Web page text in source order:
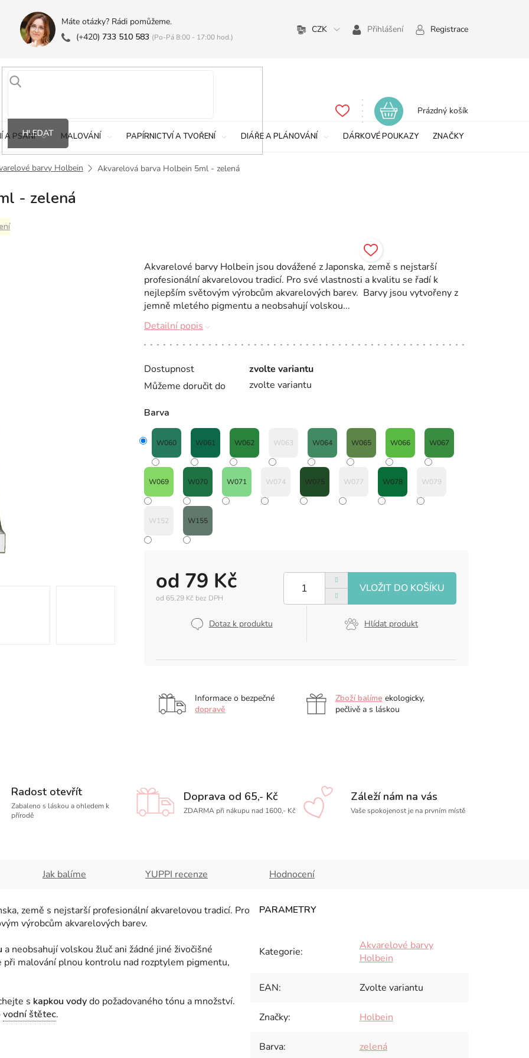
Máte otázky? Rádi pomůžeme.
(+420) 733 510 583 (Po-Pá 8:00 - 17:00 hod.)
CZK Přihlášení Registrace
HLEDAT
Nákupní
Prázdný košík
A PSANÍ MALOVÁNÍ PAPÍRNICTVÍ A TVOŘENÍ DIÁŘE A PLÁNOVÁNÍ DÁRKOVÉ POUKAZY ZNAČKY
barvy Holbein Akvarelová barva Holbein 5ml - zelená
- zelená
Dostupnost
zvolte variantu
Můžeme doručit do
zvolte variantu
od 79 Kč
od 65,29 Kč bez DPH
Dotaz k produktu Hlídat produkt
Barva
W060 W061 W062 W063 W064 W065 W066 W067
W069 W070 W071 W074 W075 W077 W078 W079
W152 W155
Akvarelové barvy Holbein jsou dovážené z Japonska, země s nejstarší
profesionální akvarelovou tradicí. Pro své vlastnosti a kvalitu se řadí k
nejlepším světovým výrobcům akvarelových barev. Barvy jsou vytvořeny z
jemně mletého pigmentu a neobsahují volskou...
Detailní popis
Informace o bezpečné
dopravě
Zboží balíme ekologicky,
pečlivě a s láskou
Radost otevřít
Zabaleno s láskou a ohledem k
přírodě
Doprava od 65,- Kč
ZDARMA při nákupu nad 1600,- Kč
Záleží nám na vás
Vaše spokojenost je na prvním místě
Jak balíme YUPPI recenze Hodnocení
země s nejstarší profesionální akvarelovou tradicí. Pro
výrobcům akvarelových barev.
a neobsahují volskou žluč ani žádné jiné živočišné
malování plnou kontrolu nad rozptylem pigmentu,
s kapkou vodydo požadovaného tónu a množství.
vodní štětec.
Kategorie:
Akvarelové barvy
Holbein
EAN: Zvolte variantu
Značky: Holbein
Barva: zelená